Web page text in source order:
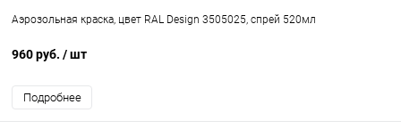
Аэрозольная краска, цвет RAL Design 3505025, спрей 520мл
960 руб. / шт
Подробнее